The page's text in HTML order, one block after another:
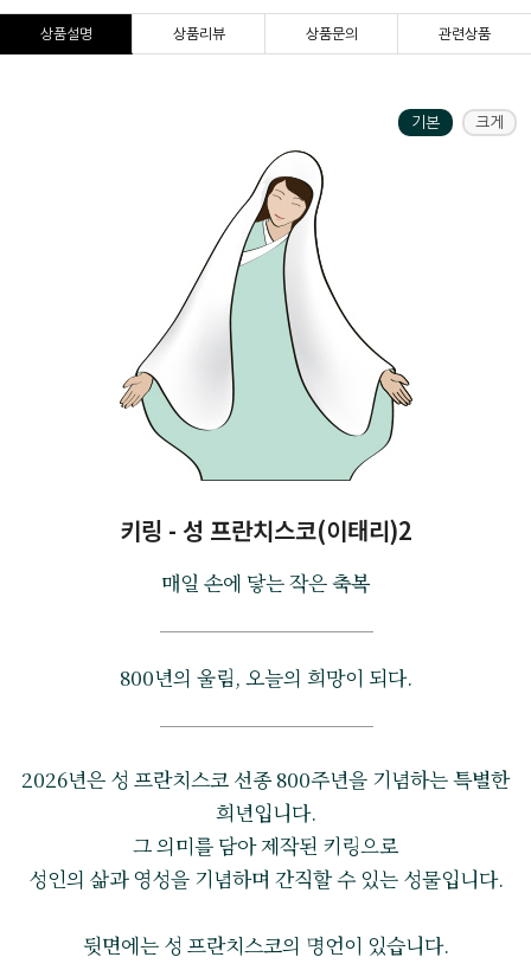
상품설명 상품리뷰 상품문의 관련상품
기본 크게
키링 - 성 프란치스코(이태리)2
매일 손에 닿는 작은 축복
800년의 울림, 오늘의 희망이 되다.
2026년은 성 프란치스코 선종 800주년을 기념하는 특별한
희년입니다.
그 의미를 담아 제작된 키링으로
성인의 삶과 영성을 기념하며 간직할 수 있는 성물입니다.
뒷면에는 성 프란치스코의 명언이 있습니다.